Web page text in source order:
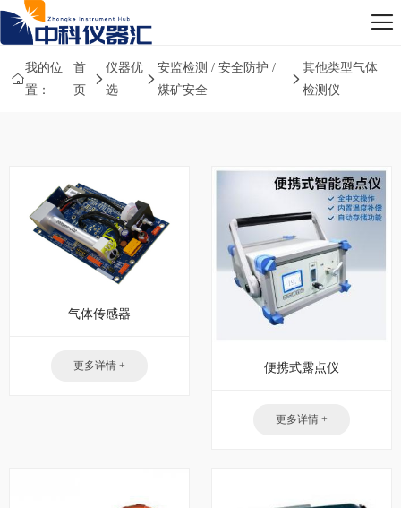
我的位
置：
首
页
仪器优
选
安监检测 / 安全防护 /
煤矿安全
其他类型气体
检测仪
气体传感器
更多详情 + 便携式露点仪
更多详情 +